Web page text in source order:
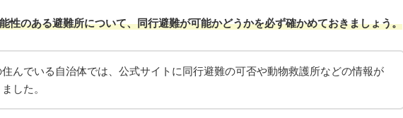
性のある避難所について、同行避難が可能かどうかを必ず確かめておきましょう。
んでいる自治体では、公式サイトに同行避難の可否や動物救護所などの情報が
した。